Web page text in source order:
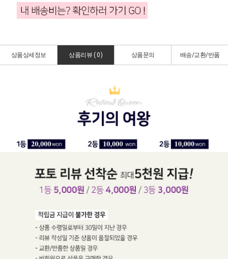
상품상세정보 상품리뷰 ( 0) 상품문의 배송/교환/반품